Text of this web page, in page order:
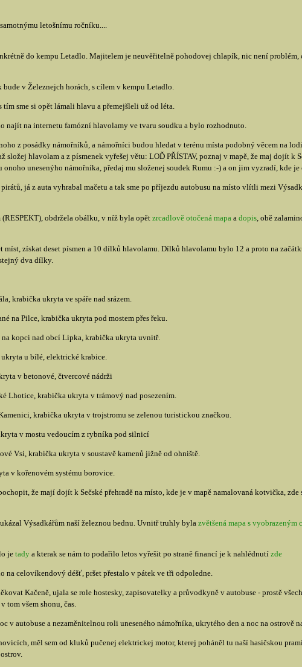
letošnímu ročníku....
do kempu Letadlo. Majitelem je neuvěřitelně pohodovej chlapík, nic není problém,
v Železnejch horách, s cílem v kempu Letadlo.
sme si opět lámali hlavu a přemejšleli už od léta.
najít na internetu famózní hlavolamy ve tvaru soudku a bylo rozhodnuto.
z posádky námořníků, a námořníci budou hledat v terénu místa podobný věcem na
složej hlavolam a z písmenek vyřešej větu: LOĎ PŘÍSTAV, poznaj v mapě, že maj dojít k
onoho unesenýho námořníka, předaj mu složenej soudek Rumu :-) a on jim vyzradí, kde je
já z auta vyhrabal mačetu a tak sme po příjezdu autobusu na místo vlítli mezi
obdržela obálku, v níž byla opět zrcadlově otočená mapaa dopis, obě
míst, získat deset písmen a 10 dílků hlavolamu. Dílků hlavolamu bylo 12 a proto na
dva dílky.
krabička ukryta ve spáře nad srázem.
na Pilce, krabička ukryta pod mostem přes řeku.
na kopci nad obcí Lipka, krabička ukryta uvnitř.
u bílé, elektrické krabice.
v betonové, čtvercové nádrži
Lhotice, krabička ukryta v trámový nad posezením.
krabička ukryta v trojstromu se zelenou turistickou značkou.
v mostu vedoucím z rybníka pod silnicí
Vsi, krabička ukryta v soustavě kamenů jižně od ohniště.
v kořenovém systému borovice.
že mají dojít k Sečské přehradě na místo, kde je v mapě namalovaná kotvička,
Výsadkářům naší železnou bednu. Uvnitř truhly byla zvětšená mapa s vyobrazeným
je tadya kterak se nám to podařilo letos vyřešit po straně financí je k nahlédnutí zde
na celovíkendový déšť, pršet přestalo v pátek ve tři odpoledne.
Kačeně, ujala se role hostesky, zapisovatelky a průvodkyně v autobuse - prostě
tom všem shonu, čas.
v autobuse a nezaměnitelnou roli uneseného námořníka, ukrytého den a noc na ostrově
měl sem od kluků pučenej elektrickej motor, kterej poháněl tu naší hasičskou